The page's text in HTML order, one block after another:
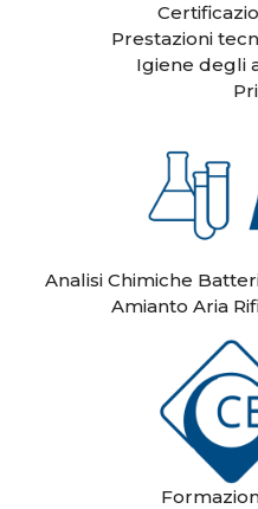
Prestazioni
Igiene degli
Analisi Chimiche
Amianto Aria